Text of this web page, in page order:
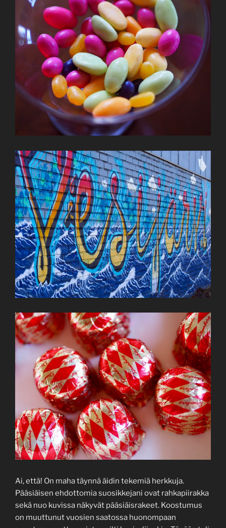
Ai, että! On maha täynnä äidin tekemiä herkkuja.
Pääsiäisen ehdottomia suosikkejani ovat rahkapiirakka
sekä nuo kuvissa näkyvät pääsiäisrakeet. Koostumus
on muuttunut vuosien saatossa huonompaan